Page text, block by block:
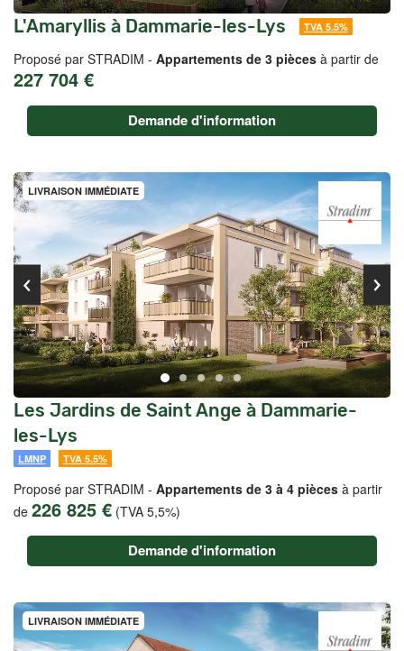
L'Amaryllis à Dammarie-les-Lys TVA 5.5%
Proposé par STRADIM - Appartements de 3 pièces à partir de
227 704 €
Demande d'information
LIVRAISON IMMÉDIATE
Les Jardins de Saint Ange à Dammarie-
les-Lys
LMNP TVA 5.5%
Proposé par STRADIM - Appartements de 3 à 4 pièces à partir
de 226 825 € (TVA 5,5%)
Demande d'information
LIVRAISON IMMÉDIATE